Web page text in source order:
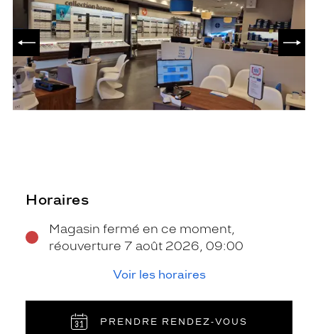
PRÉCÉDENT
Horaires
Magasin fermé en ce moment,
réouverture 7 août 2026, 09:00
Voir les horaires
PRENDRE RENDEZ‑VOUS